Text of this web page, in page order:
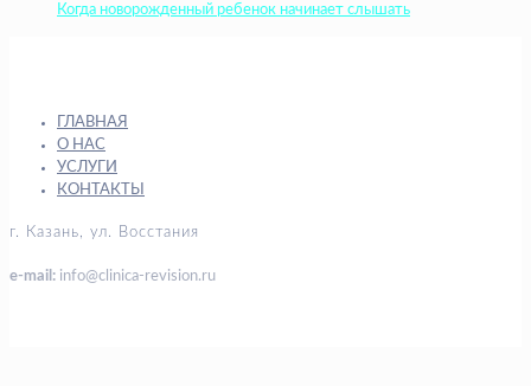
Когда новорожденный ребенок начинает слышать
ГЛАВНАЯ
О НАС
УСЛУГИ
КОНТАКТЫ
г. Казань, ул. Восстания
e-mail: info@clinica-revision.ru